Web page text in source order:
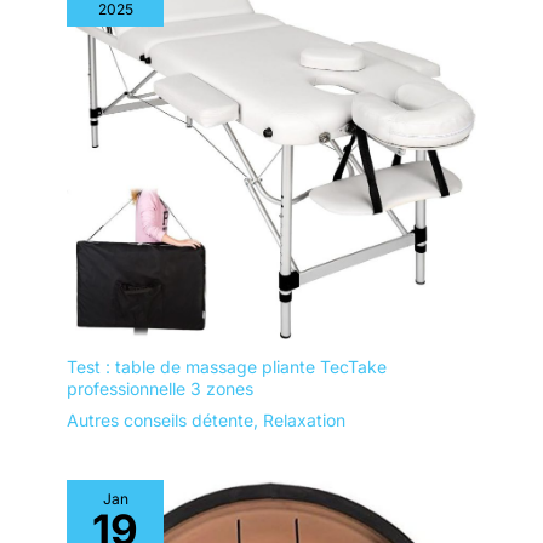
2025
Test : table de massage pliante TecTake
professionnelle 3 zones
Autres conseils détente, Relaxation
Jan
19